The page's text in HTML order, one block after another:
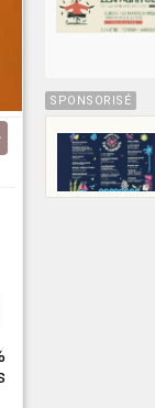
SPONSORISÉ